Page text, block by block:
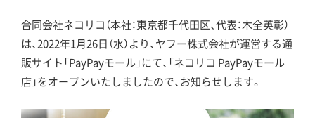
合同会社ネコリコ（本社：東京都千代田区、代表：木全英彰）
は、2022年1月26日（水）より、ヤフー株式会社が運営する通
販サイト「PayPayモール」にて、「ネコリコ PayPayモール
店」をオープンいたしましたので、お知らせします。